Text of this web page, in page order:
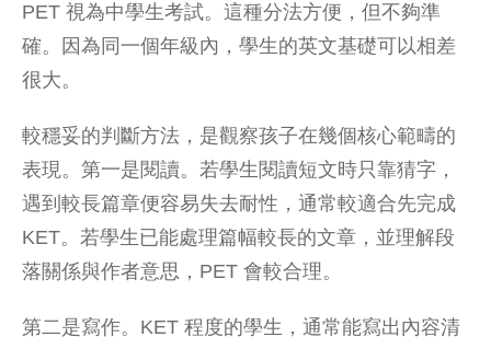
PET 視為中學生考試。這種分法方便，但不夠準
確。因為同一個年級內，學生的英文基礎可以相差
很大。
較穩妥的判斷方法，是觀察孩子在幾個核心範疇的
表現。第一是閱讀。若學生閱讀短文時只靠猜字，
遇到較長篇章便容易失去耐性，通常較適合先完成
KET。若學生已能處理篇幅較長的文章，並理解段
落關係與作者意思，PET 會較合理。
第二是寫作。KET 程度的學生，通常能寫出內容清